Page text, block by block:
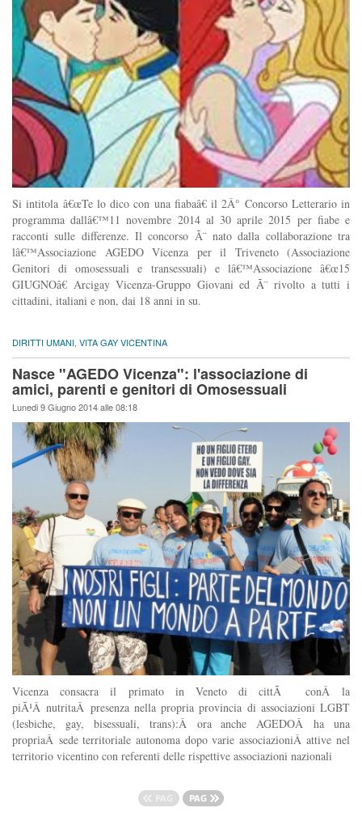
Si intitola â€œTe lo dico con una fiabaâ€ il 2Â° Concorso Letterario in
programma dallâ€™11 novembre 2014 al 30 aprile 2015 per fiabe e
racconti sulle differenze. Il concorso Ã¨ nato dalla collaborazione tra
lâ€™Associazione AGEDO Vicenza per il Triveneto (Associazione
Genitori di omosessuali e transessuali) e lâ€™Associazione â€œ15
GIUGNOâ€ Arcigay Vicenza-Gruppo Giovani ed Ã¨ rivolto a tutti i
cittadini, italiani e non, dai 18 anni in su.
DIRITTI UMANI VITA GAY VICENTINA
Nasce "AGEDO Vicenza": l'associazione di
amici, parenti e genitori di Omosessuali
Lunedi 9 Giugno 2014 alle 08:18
Vicenza consacra il primato in Veneto di cittÃ conÂ la
piÃ¹Â nutritaÂ presenza nella propria provincia di associazioni LGBT
(lesbiche, gay, bisessuali, trans):Â ora anche AGEDOÂ ha una
propriaÂ sede territoriale autonoma dopo varie associazioniÂ attive nel
territorio vicentino con referenti delle rispettive associazioni nazionali